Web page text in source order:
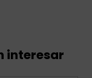
interesar